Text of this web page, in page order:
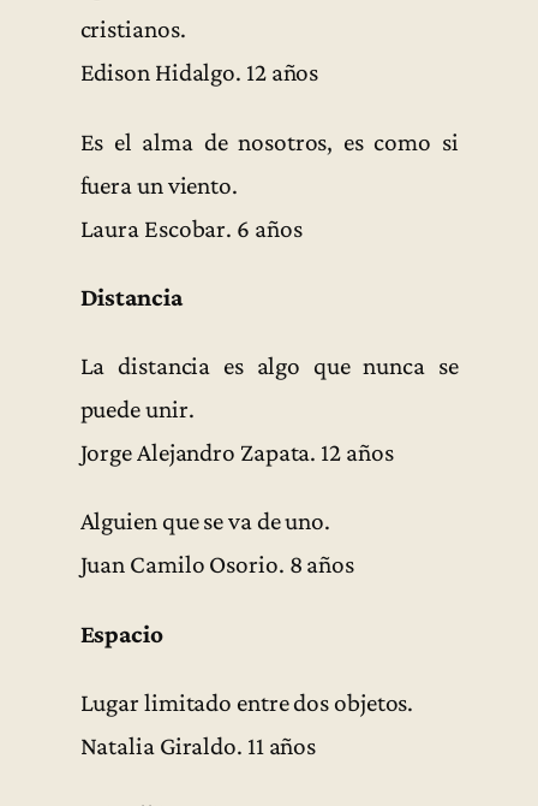
cristianos.
Edison Hidalgo. 12 años
Es el alma de nosotros, es como si
fuera un viento.
Laura Escobar. 6 años
Distancia
La distancia es algo que nunca se
puede unir.
Jorge Alejandro Zapata. 12 años
Alguien que se va de uno.
Juan Camilo Osorio. 8 años
Espacio
Lugar limitado entre dos objetos.
Natalia Giraldo. 11 años